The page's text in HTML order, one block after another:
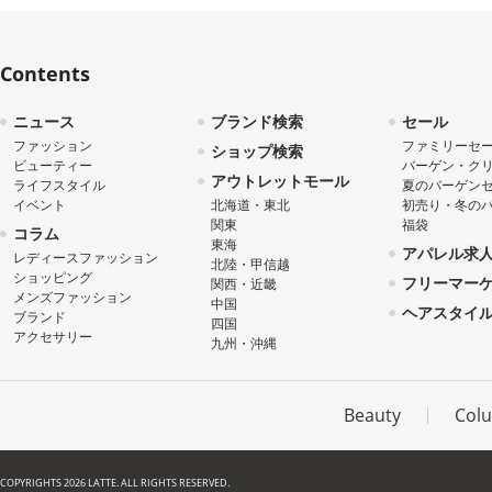
Contents
ニュース
ファッション
ビューティー
ライフスタイル
イベント
コラム
レディースファッション
ショッピング
メンズファッション
ブランド
アクセサリー
ブランド検索
ショップ検索
アウトレットモール
北海道・東北
関東
東海
北陸・甲信越
関西・近畿
中国
四国
九州・沖縄
セール
ファミリーセ
バーゲン・ク
夏のバーゲン
初売り・冬の
福袋
アパレル求
フリーマー
ヘアスタイ
Beauty
COPYRIGHTS 2026 LATTE. ALL RIGHTS RESERVED.